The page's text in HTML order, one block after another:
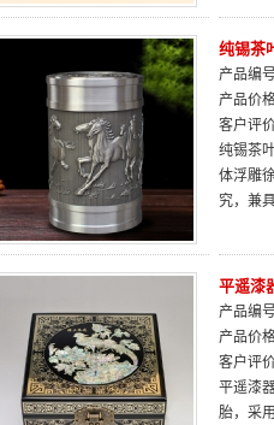
纯锡茶
产品编
产品价
客户评
纯锡茶
体浮雕
究，兼
平遥漆
产品编
产品价
客户评
平遥漆
胎，采